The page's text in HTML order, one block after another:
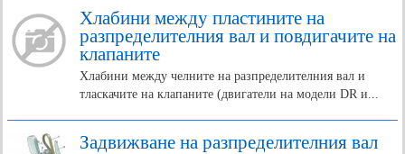
Хлабини между пластините на
разпределителния вал и повдигачите на
клапаните
Хлабини между челните на разпределителния вал и
тласкачите на клапаните (двигатели на модели DR и...
Задвижване на разпределителния вал